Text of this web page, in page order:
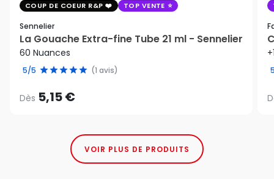
COUP DE COEUR R&P TOP VENTE
Sennelier
La Gouache Extra-fine Tube 21 ml - Sennelier
60 Nuances
5/5 (1 avis)
Dès 5,15 €
VOIR PLUS DE PRODUITS